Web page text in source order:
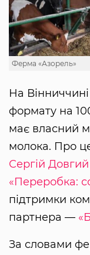
Ферма «Азорель»
На
формату на
має власний
молока. Про
Сергій Довгий
«Переробка:
підтримки
партнера —
За словами